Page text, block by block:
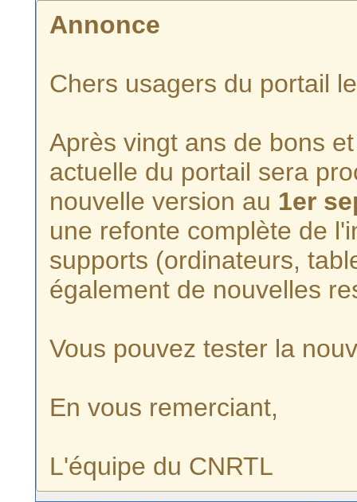
Annonce
Chers usagers du portail
Après vingt ans de bons
actuelle du portail sera
nouvelle version au 1er
une refonte complète de
supports (ordinateurs,
également de nouvelles
Vous pouvez tester la
En vous remerciant,
L'équipe du CNRTL